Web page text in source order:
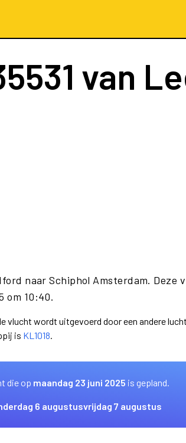
van
naar Schiphol Amsterdam. Deze
om 10:40.
vlucht wordt uitgevoerd door een andere
is KL1018.
die op maandag 23 juni 2025 is gepland.
6 augustusvrijdag 7 augustus